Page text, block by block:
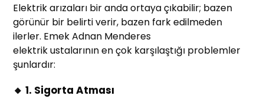
Elektrik arızaları bir anda ortaya çıkabilir; bazen
görünür bir belirti verir, bazen fark edilmeden
ilerler. Emek Adnan Menderes
elektrik ustalarının en çok karşılaştığı problemler
şunlardır:
🔸 1. Sigorta Atması